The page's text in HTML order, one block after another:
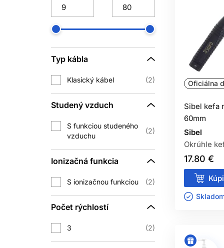
JE
Áno, ale pri jemných vlasoch je
MÔŽEM
Najlepšie je používať ju na vlhké,
POMÔŽE
Áno, okrúhla kefa na vlasy je veľmi
vlasy
Samotná kefa vlasy nepoškodzuje
dlhé prehrievanie jedného
Typ kábla
Klasický kábel 2
Studený vzduch
S funkciou studeného
vzduchu
2
Ionizačná funkcia
S ionizačnou funkciou 2
Počet rýchlostí
3 2
Oficiálna
Sibel kefa
60mm
Sibel
Okrúhle
17.80 €
Skladom